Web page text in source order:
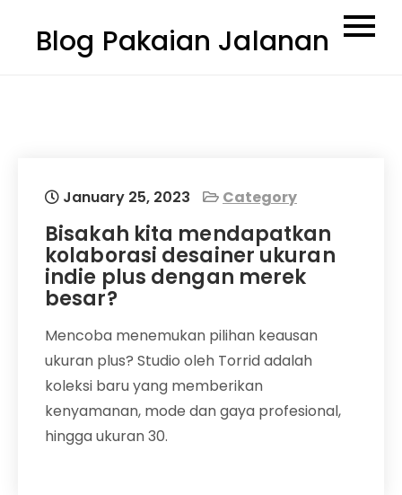
Blog Pakaian Jalanan
January 25, 2023 Category
Bisakah kita mendapatkan
kolaborasi desainer ukuran
indie plus dengan merek
besar?
Mencoba menemukan pilihan keausan
ukuran plus? Studio oleh Torrid adalah
koleksi baru yang memberikan
kenyamanan, mode dan gaya profesional,
hingga ukuran 30.